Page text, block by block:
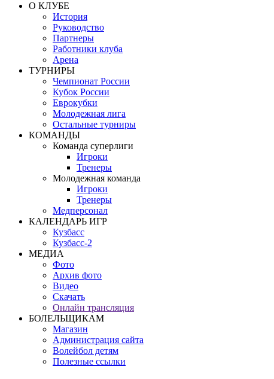
О КЛУБЕ
История
Руководство
Партнеры
Работники клуба
Арена
ТУРНИРЫ
Чемпионат России
Кубок России
Еврокубки
Молодежная лига
Остальные турниры
КОМАНДЫ
Команда суперлиги
Игроки
Тренеры
Молодежная команда
Игроки
Тренеры
Медперсонал
КАЛЕНДАРЬ ИГР
Кузбасс
Кузбасс-2
МЕДИА
Фото
Архив фото
Видео
Скачать
Онлайн трансляция
БОЛЕЛЬЩИКАМ
Магазин
Администрация сайта
Волейбол детям
Полезные ссылки